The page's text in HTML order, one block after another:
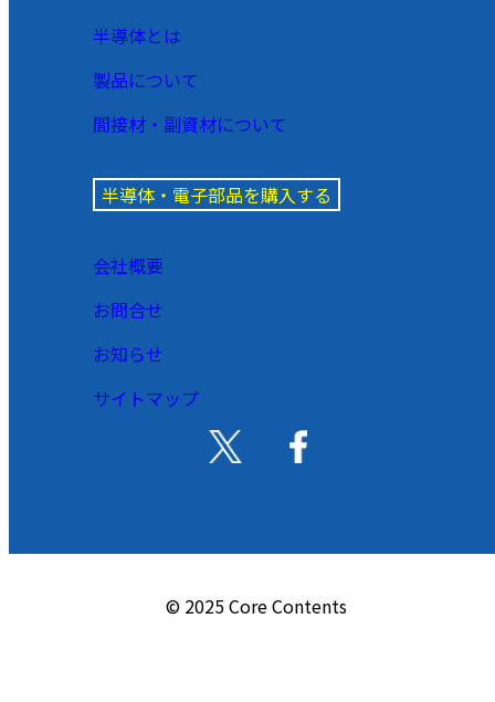
半導体とは
製品について
間接材・副資材について
半導体・電子部品を購入する
会社概要
お問合せ
お知らせ
サイトマップ
© 2025 Core Contents